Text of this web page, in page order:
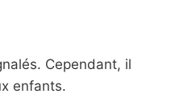
Cependant, il
enfants.